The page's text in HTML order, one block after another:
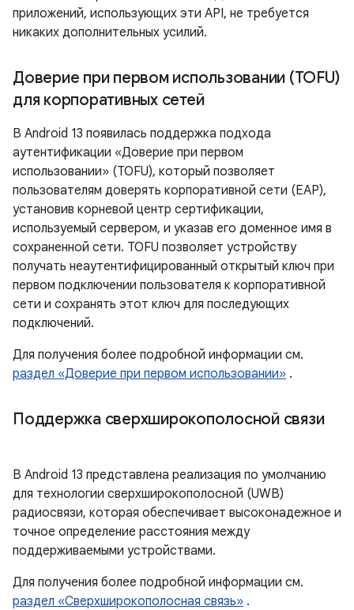
приложений, использующих эти API, не требуется
никаких дополнительных усилий.
Доверие при первом использовании (TOFU)
для корпоративных сетей
В Android 13 появилась поддержка подхода
аутентификации «Доверие при первом
использовании» (TOFU), который позволяет
пользователям доверять корпоративной сети (EAP),
установив корневой центр сертификации,
используемый сервером, и указав его доменное имя в
сохраненной сети. TOFU позволяет устройству
получать неаутентифицированный открытый ключ при
первом подключении пользователя к корпоративной
сети и сохранять этот ключ для последующих
подключений.
Для получения более подробной информации см.
раздел «Доверие при первом использовании» .
Поддержка сверхширокополосной связи
В Android 13 представлена ​​реализация по умолчанию
для технологии сверхширокополосной (UWB)
радиосвязи, которая обеспечивает высоконадежное и
точное определение расстояния между
поддерживаемыми устройствами.
Для получения более подробной информации см.
раздел «Сверхширокополосная связь» .